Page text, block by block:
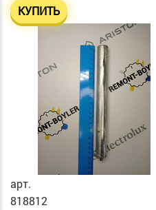
КУПИТЬ
арт.
818812